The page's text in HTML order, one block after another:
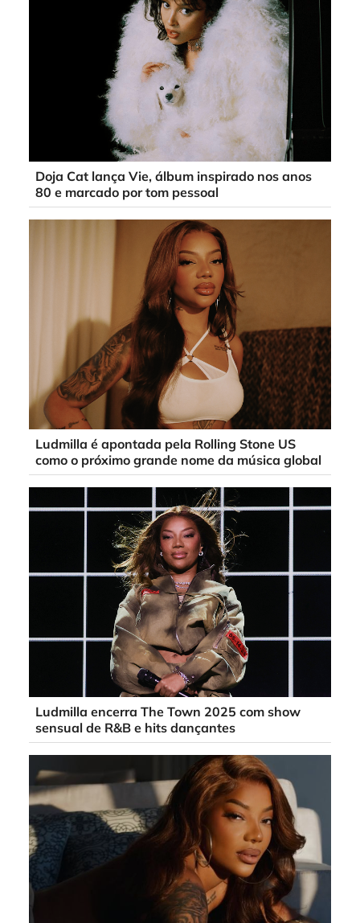
Doja Cat lança Vie, álbum inspirado nos anos
80 e marcado por tom pessoal
Ludmilla é apontada pela Rolling Stone US
como o próximo grande nome da música global
Ludmilla encerra The Town 2025 com show
sensual de R&B e hits dançantes